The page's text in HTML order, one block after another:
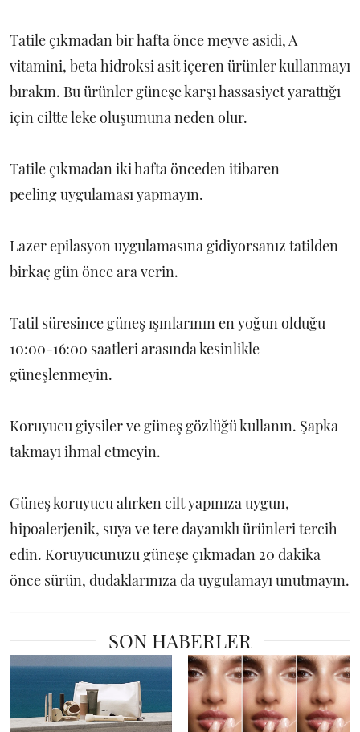
Tatile çıkmadan bir hafta önce meyve asidi, A
vitamini, beta hidroksi asit içeren ürünler kullanmayı
bırakın. Bu ürünler güneşe karşı hassasiyet yarattığı
için ciltte leke oluşumuna neden olur.
Tatile çıkmadan iki hafta önceden itibaren
peeling uygulaması yapmayın.
Lazer epilasyon uygulamasına gidiyorsanız tatilden
birkaç gün önce ara verin.
Tatil süresince güneş ışınlarının en yoğun olduğu
10:00-16:00 saatleri arasında kesinlikle
güneşlenmeyin.
Koruyucu giysiler ve güneş gözlüğü kullanın. Şapka
takmayı ihmal etmeyin.
Güneş koruyucu alırken cilt yapınıza uygun,
hipoalerjenik, suya ve tere dayanıklı ürünleri tercih
edin. Koruyucunuzu güneşe çıkmadan 20 dakika
önce sürün, dudaklarınıza da uygulamayı unutmayın.
SON HABERLER